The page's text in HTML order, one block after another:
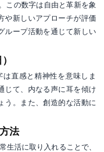
。この数字は自由と革新を象
や新しいアプローチが評価
ループ活動を通じて新しい
は直感と精神性を意味しま
じて、内なる声に耳を傾け
う。また、創造的な活動に
法
生活に取り入れることで、